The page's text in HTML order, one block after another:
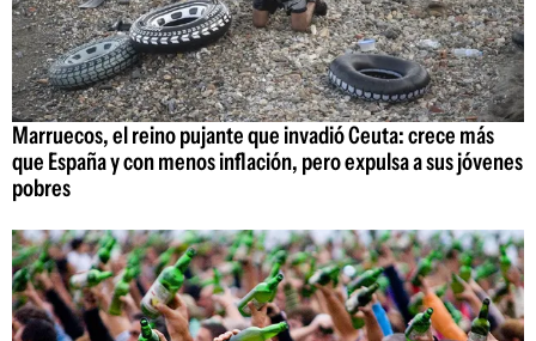
Marruecos, el reino pujante que invadió Ceuta: crece más
que España y con menos inflación, pero expulsa a sus jóvenes
pobres